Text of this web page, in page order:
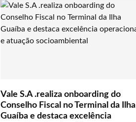
Vale S.A .realiza onboarding do
Conselho Fiscal no Terminal da Ilha
Guaíba e destaca excelência